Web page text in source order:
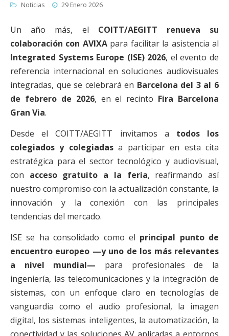
Noticias 29 Enero 2026
Un año más, el COITT/AEGITT renueva su
colaboración con AVIXApara facilitar la asistencia al
Integrated Systems Europe (ISE) 2026, el evento de
referencia internacional en soluciones audiovisuales
integradas, que se celebrará en Barcelona del 3 al 6
de febrero de 2026, en el recinto Fira Barcelona
Gran Via.
Desde el COITT/AEGITT invitamos a todos los
colegiados y colegiadasa participar en esta cita
estratégica para el sector tecnológico y audiovisual,
con acceso gratuito a la feria, reafirmando así
nuestro compromiso con la actualización constante, la
innovación y la conexión con las principales
tendencias del mercado.
ISE se ha consolidado como el principal punto de
encuentro europeo —y uno de los más relevantes
a nivel mundial— para profesionales de la
ingeniería, las telecomunicaciones y la integración de
sistemas, con un enfoque claro en tecnologías de
vanguardia como el audio profesional, la imagen
digital, los sistemas inteligentes, la automatización, la